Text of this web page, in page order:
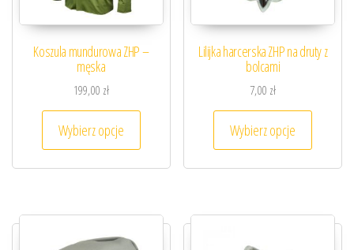
Koszula mundurowa ZHP –
męska
199,00 zł
Wybierz opcje
Ten produkt ma wiele wariantów. Opcje
Lilijka harcerska ZHP na druty z
bolcami
7,00 zł
Wybierz opcje
Ten